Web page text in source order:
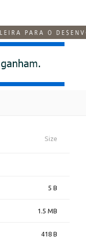
Size
5 B
1.5 MB
418 B